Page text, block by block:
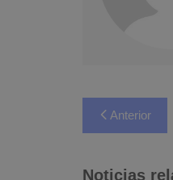
de
Anterior
Noticias